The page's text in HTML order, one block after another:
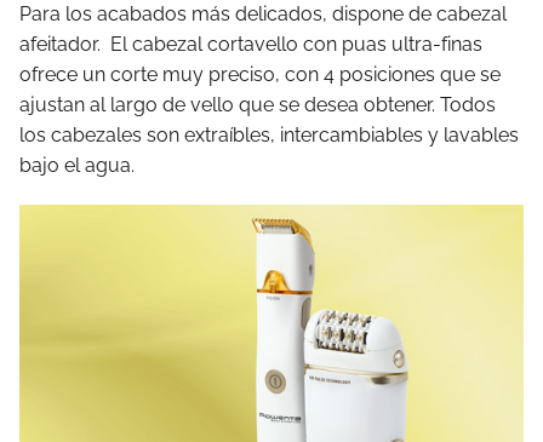
Para los acabados más delicados, dispone de cabezal
afeitador. El cabezal cortavello con puas ultra-finas
ofrece un corte muy preciso, con 4 posiciones que se
ajustan al largo de vello que se desea obtener. Todos
los cabezales son extraíbles, intercambiables y lavables
bajo el agua.